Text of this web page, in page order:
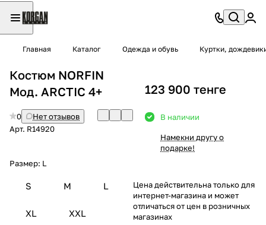
Главная Каталог Одежда и обувь Куртки,
Костюм NORFIN
Мод. ARCTIC 4+
0
Нет отзывов
Арт. R14920
Размер: L
S M L
XL XXL
123 900 тенге
В наличии
Намекни другу о
подарке!
Цена действительна только для
интернет-магазина и может
отличаться от цен в розничных
магазинах